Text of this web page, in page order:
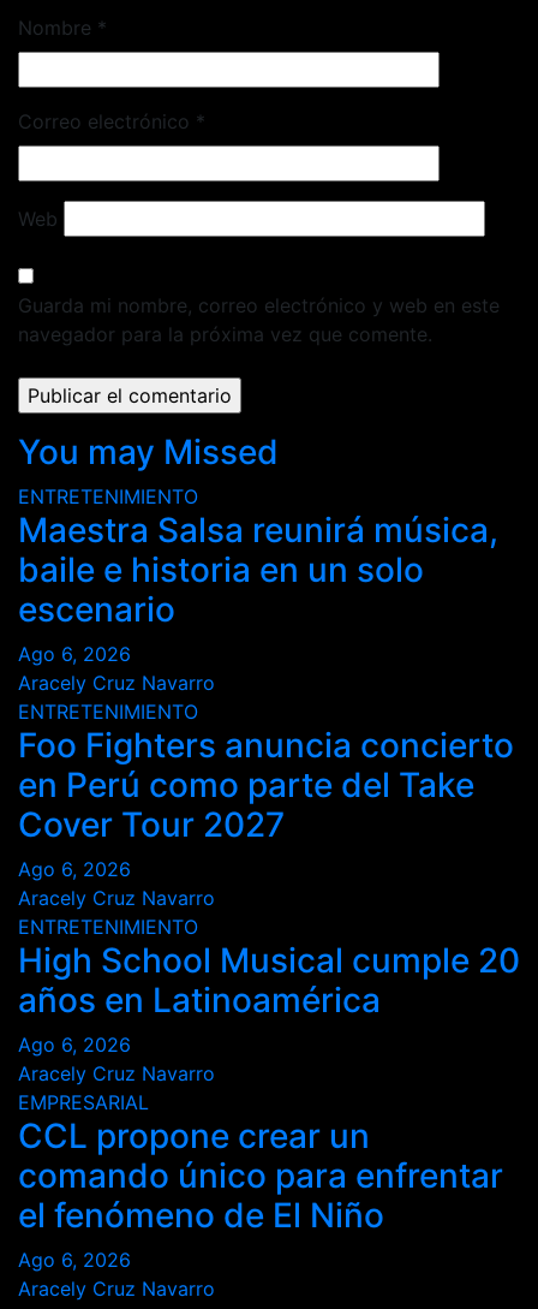
Nombre *
Correo electrónico *
Web
Guarda mi nombre, correo electrónico y web en este
navegador para la próxima vez que comente.
You may Missed
ENTRETENIMIENTO
Maestra Salsa reunirá música,
baile e historia en un solo
escenario
Ago 6, 2026
Aracely Cruz Navarro
ENTRETENIMIENTO
Foo Fighters anuncia concierto
en Perú como parte del Take
Cover Tour 2027
Ago 6, 2026
Aracely Cruz Navarro
ENTRETENIMIENTO
High School Musical cumple 20
años en Latinoamérica
Ago 6, 2026
Aracely Cruz Navarro
EMPRESARIAL
CCL propone crear un
comando único para enfrentar
el fenómeno de El Niño
Ago 6, 2026
Aracely Cruz Navarro